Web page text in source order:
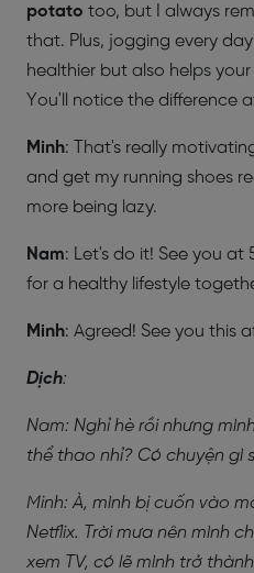
potato too, but I always
that. Plus, jogging every
healthier but also helps
You'll notice the difference
Minh: That's really
and get my running shoes
more being lazy.
Nam: Let's do it! See you at
for a healthy lifestyle
Minh: Agreed! See you this
Dịch:
Nam: Nghỉ hè rồi nhưng
thể thao nhỉ? Có chuyện gì
Minh: À, mình bị cuốn vào
Netflix. Trời mưa nên mình
xem TV, có lẽ mình trở